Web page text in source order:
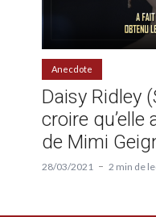
Anecdote
Daisy Ridley
croire qu’elle
de Mimi
28/03/2021 2 min de